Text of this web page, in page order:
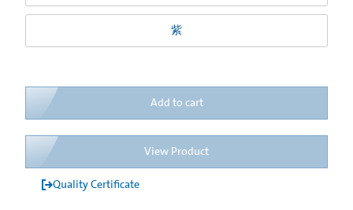
紫
Add to cart
View Product
Quality Certificate